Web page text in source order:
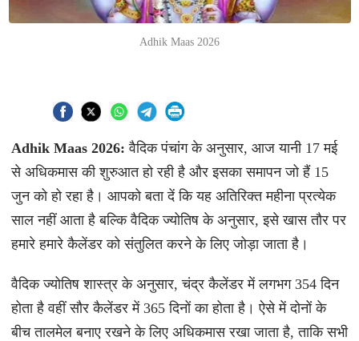
Adhik Maas 2026
Adhik Maas 2026:वैदिक पंचांग के अनुसार, आज यानी 17 मई
से अधिकमास की शुरुआत हो रही है और इसका समापन जो हैं 15
जुन को हो रहा है। आपको बता दें कि यह अतिरिक्त महीना प्रत्येक
साल नहीं आता है बल्कि वैदिक ज्योतिष के अनुसार, इसे खास तौर पर
हमारे हमारे कैलेंडर को संतुलित करने के लिए जोड़ा जाता है।
वैदिक ज्योतिष शास्त्र के अनुसार, चंद्र कैलेंडर में लगभग 354 दिन
होता है वहीं सौर कैलेंडर में 365 दिनों का होता है। ऐसे में दोनों के
बीच तालमेल बनाए रखने के लिए अधिकमास रखा जाता है, ताकि सभी